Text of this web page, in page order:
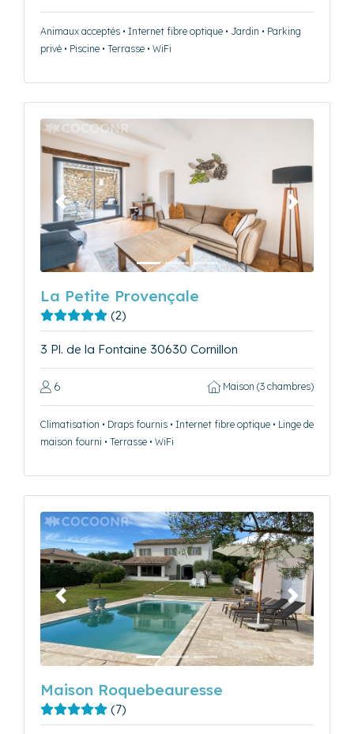
Animaux acceptés • Internet fibre optique • Jardin • Parking
privé • Piscine • Terrasse • WiFi
Précédent Suivant
La Petite Provençale
(2)
3 Pl. de la Fontaine 30630 Cornillon
6 Maison (3 chambres)
Climatisation • Draps fournis • Internet fibre optique • Linge de
maison fourni • Terrasse • WiFi
Précédent Suivant
Maison Roquebeauresse
(7)